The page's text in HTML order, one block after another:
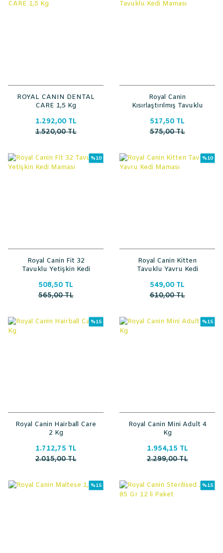
ROYAL CANIN DENTAL
CARE 1,5 Kg
1.292,00 TL
1.520,00 TL
Royal Canin
Kısırlaştırılmış Tavuklu
517,50 TL
575,00 TL
%10
Royal Canin Fit 32
Tavuklu Yetişkin Kedi
508,50 TL
565,00 TL
%10
Royal Canin Kitten
Tavuklu Yavru Kedi
549,00 TL
610,00 TL
%15
Royal Canin Hairball Care
2 Kg
1.712,75 TL
2.015,00 TL
%15
Royal Canin Mini Adult 4
Kg
1.954,15 TL
2.299,00 TL
%15 %15